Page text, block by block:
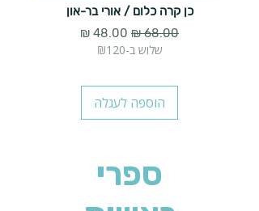
כן קרה כלום / אורי בר-און
מחיר רגיל מחיר מבצע
שלוש ב-₪120
הוספה לעגלה
ספרי